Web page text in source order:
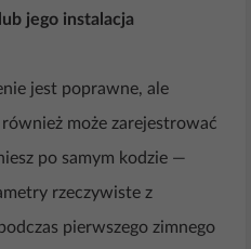
jego instalacja
jest poprawne, ale
również może zarejestrować
po samym kodzie —
rzeczywiste z
pierwszego zimnego